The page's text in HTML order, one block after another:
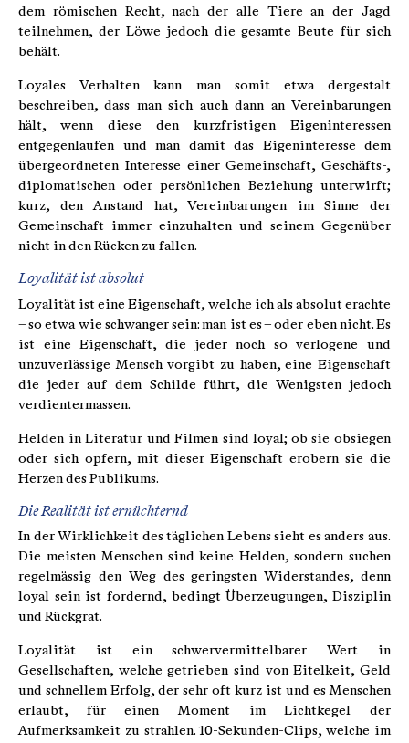
dem römischen Recht, nach der alle Tiere an der Jagd
teilnehmen, der Löwe jedoch die gesamte Beute für sich
behält.
Loyales Verhalten kann man somit etwa dergestalt
beschreiben, dass man sich auch dann an Vereinbarungen
hält, wenn diese den kurzfristigen Eigeninteressen
entgegenlaufen und man damit das Eigeninteresse dem
übergeordneten Interesse einer Gemeinschaft, Geschäfts-,
diplomatischen oder persönlichen Beziehung unterwirft;
kurz, den Anstand hat, Vereinbarungen im Sinne der
Gemeinschaft immer einzuhalten und seinem Gegenüber
nicht in den Rücken zu fallen.
Loyalität ist absolut
Loyalität ist eine Eigenschaft, welche ich als absolut erachte
– so etwa wie schwanger sein: man ist es – oder eben nicht. Es
ist eine Eigenschaft, die jeder noch so verlogene und
unzuverlässige Mensch vorgibt zu haben, eine Eigenschaft
die jeder auf dem Schilde führt, die Wenigsten jedoch
verdientermassen.
Helden in Literatur und Filmen sind loyal; ob sie obsiegen
oder sich opfern, mit dieser Eigenschaft erobern sie die
Herzen des Publikums.
Die Realität ist ernüchternd
In der Wirklichkeit des täglichen Lebens sieht es anders aus.
Die meisten Menschen sind keine Helden, sondern suchen
regelmässig den Weg des geringsten Widerstandes, denn
loyal sein ist fordernd, bedingt Überzeugungen, Disziplin
und Rückgrat.
Loyalität ist ein schwervermittelbarer Wert in
Gesellschaften, welche getrieben sind von Eitelkeit, Geld
und schnellem Erfolg, der sehr oft kurz ist und es Menschen
erlaubt, für einen Moment im Lichtkegel der
Aufmerksamkeit zu strahlen. 10-Sekunden-Clips, welche im